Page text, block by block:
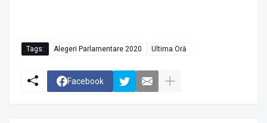
Tags: Alegeri Parlamentare 2020 Ultima Oră
Facebook